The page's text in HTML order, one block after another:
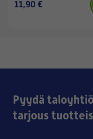
11,90 €
Pyydä
tarjous